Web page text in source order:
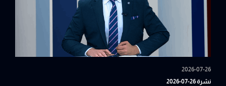
2026-07-26
نشرة 26-07-2026